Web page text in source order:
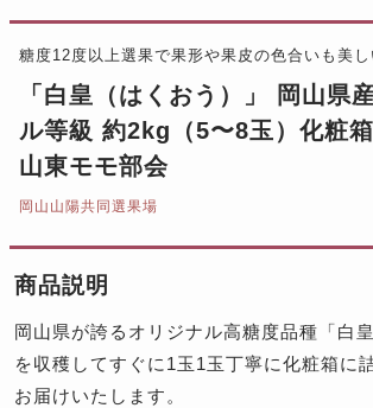
糖度12度以上選果で果形や果皮の色合いも美
「白皇（はくおう）」 岡山県
ル等級 約2kg（5〜8玉）化粧
山東モモ部会
岡山山陽共同選果場
商品説明
岡山県が誇るオリジナル高糖度品種「白
を収穫してすぐに1玉1玉丁寧に化粧箱に
お届けいたします。